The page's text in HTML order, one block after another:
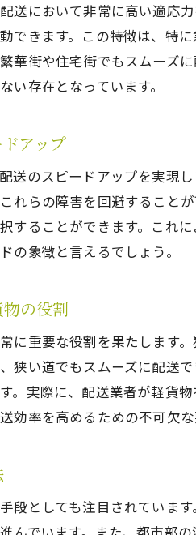
軽貨物がも
リアルタ
軽貨物によ
都市部の細
小型車特有
軽貨物がも
リアルタイムト
配送状況の
トラッキン
リアルタイ
顧客満足度
送において非常に高い適応
できます。この特徴は、特
華街や住宅街でもスムーズ
い存在となっています。
アップ
送のスピードアップを実現
れらの障害を回避すること
することができます。これ
の象徴と言えるでしょう。
の役割
に重要な役割を果たします
狭い道でもスムーズに配送
。実際に、配送業者が軽貨
効率を高めるための不可欠な
段としても注目されていま